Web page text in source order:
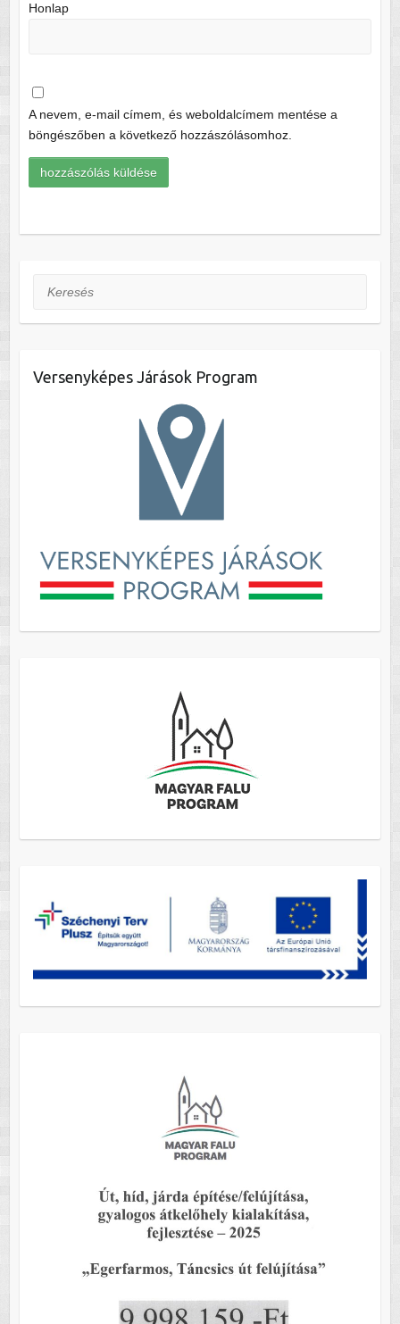
Honlap
A nevem, e-mail címem, és weboldalcímem mentése a
böngészőben a következő hozzászólásomhoz.
Keresés
Versenyképes Járások Program